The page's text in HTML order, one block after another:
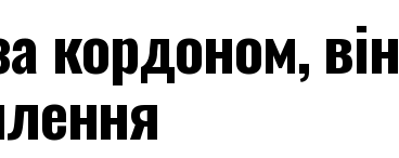
кордоном, він